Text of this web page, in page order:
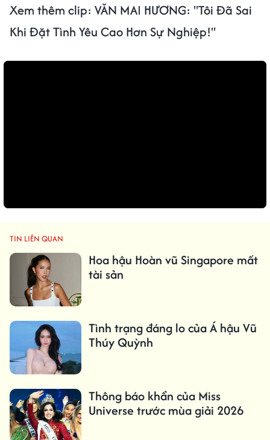
Xem thêm clip: VĂN MAI HƯƠNG: "Tôi Đã Sai
Khi Đặt Tình Yêu Cao Hơn Sự Nghiệp!"
TIN LIÊN QUAN
Hoa hậu Hoàn vũ Singapore mất
tài sản
Tình trạng đáng lo của Á hậu Vũ
Thúy Quỳnh
Thông báo khẩn của Miss
Universe trước mùa giải 2026